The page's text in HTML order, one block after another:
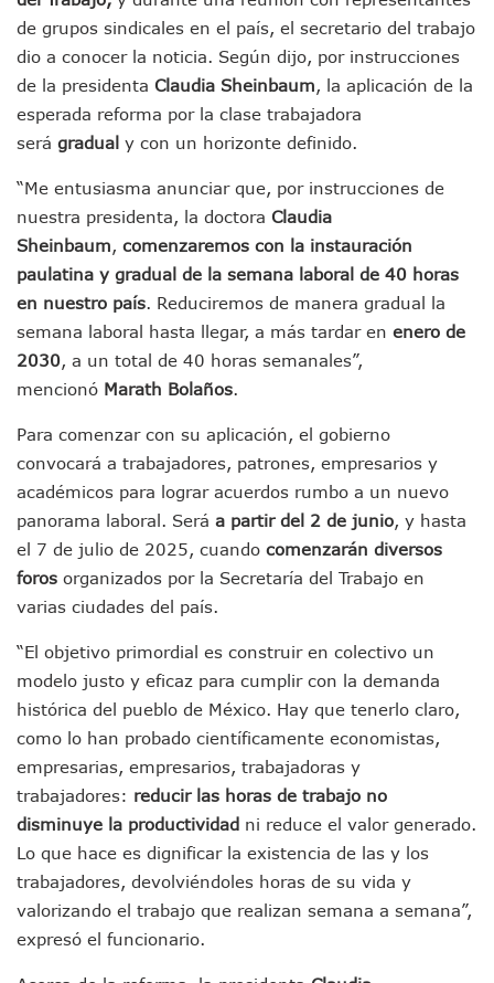
ATM Incorpora 20 Nuevos Camiones Al Corredor Bahía
Colectivos Piden A Lemus Más Ministerios Públicos Para
Avenida Federación En Puerto Vallarta Registra 80% De
Caída De “El Mencho” Elevó Percepción De Inseguridad
Morenistas Imparten Taller En Puerto Vallarta
CEDHJ Señala Violaciones A Derechos De Víctima De
Maleza Crece En Camellones De La Principal Avenida
Lluvias E Inundaciones No Detienen El Transporte Público
Bruno Blancas Reúne A Especialistas Para Analizar La
Entregan Aparato Auditivo A Don Juan Ramírez En Puerto
Juan Carlos Castro Realiza Asamblea Informativa En La
Huracán En Formación Podría Generar Oleaje Elevado En
Viajar A Puerto Vallarta Este Verano Puede Costar Hasta
Buscan Reducir Riesgos Por Cocodrilos En Playas De
Plantean “Ley Don Juanito” Al Diputado Federal Bruno
Asesinan En Oaxaca Al Periodista Francisco Alejandro
Detienen A Cuatro Hombres Armados En Bucerías;
Yussara Canales Pide Transparencia Sobre Nuevo
Adultos Mayores De Ixtapa Tendrán Una “Casa De Día”
Mujeres Recorren Calles De Ixtapa Para Identificar
Bruno Blancas Convoca A Mesa De Análisis Para La
CUCosta E IMSS Nayarit Avanzan En Acuerdos Para
Videos De Presunto Convoy Armado Desatan Operativo
Dr. Álvarez Zayas Dirige Plan De Salud Animal Y
Por Desaparición Forzada, Expolicías De Nayarit
“El Mayo” Zambada Es Condenado A Morir En Prisión En
Orgullo Vallartense: Zhoemí Luévanos Competirá En El
Brigada Forense Brindará Atención A Familias De
Vecinos De Vallarta 500 Exponen Queja De Vialidades A
Pelea De Extranjera Durante Función De “La Odisea” En
Joven Esgrimista De Puerto Vallarta Asegura Lugar En El
Llegan Camiones “oruga” A Puerto Vallarta Con
Coordinan Operativo Para Las Tradicionales Paseadas
Monzón Mexicano Causará Lluvias Muy Fuertes En
Donald Trump Asistirá A La Final Del Mundial 2026 Entre
de grupos sindicales en el país, el secretario del trabajo
dio a conocer la noticia. Según dijo, por instrucciones
de la presidenta Claudia Sheinbaum, la aplicación de la
esperada reforma por la clase trabajadora
será gradual y con un horizonte definido.
“Me entusiasma anunciar que, por instrucciones de
nuestra presidenta, la doctora Claudia
Sheinbaum, comenzaremos con la instauración
paulatina y gradual de la semana laboral de 40 horas
en nuestro país. Reduciremos de manera gradual la
semana laboral hasta llegar, a más tardar en enero de
2030, a un total de 40 horas semanales”,
mencionó Marath Bolaños.
Para comenzar con su aplicación, el gobierno
convocará a trabajadores, patrones, empresarios y
académicos para lograr acuerdos rumbo a un nuevo
panorama laboral. Será a partir del 2 de junio, y hasta
el 7 de julio de 2025, cuando comenzarán diversos
foros organizados por la Secretaría del Trabajo en
varias ciudades del país.
“El objetivo primordial es construir en colectivo un
modelo justo y eficaz para cumplir con la demanda
histórica del pueblo de México. Hay que tenerlo claro,
como lo han probado científicamente economistas,
empresarias, empresarios, trabajadoras y
trabajadores: reducir las horas de trabajo no
disminuye la productividad ni reduce el valor generado.
Lo que hace es dignificar la existencia de las y los
trabajadores, devolviéndoles horas de su vida y
valorizando el trabajo que realizan semana a semana”,
expresó el funcionario.